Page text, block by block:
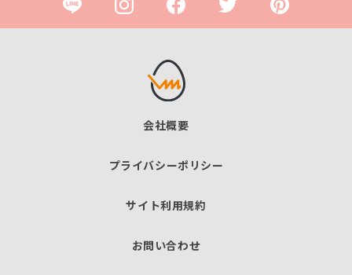
会社概要
プライバシーポリシー
サイト利用規約
お問い合わせ